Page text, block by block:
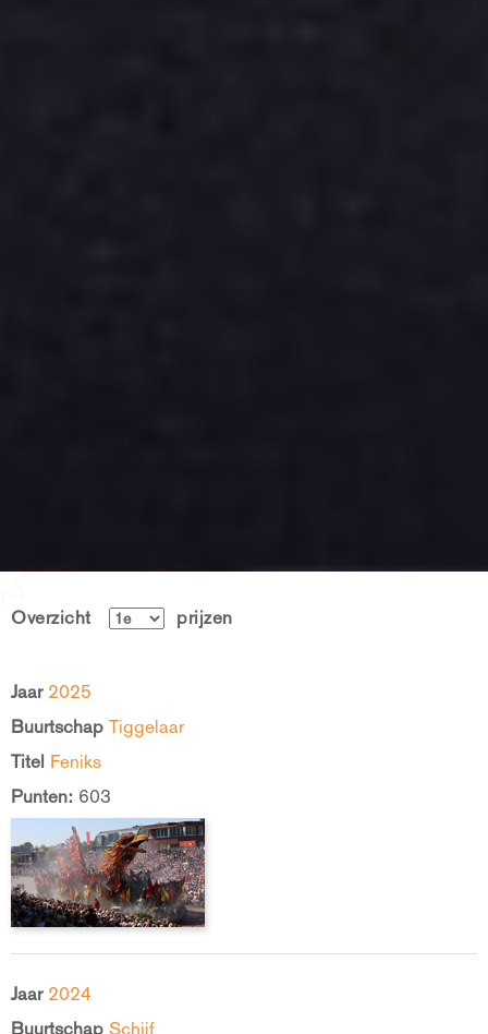
Overzicht prijzen
Jaar 2025
Buurtschap Tiggelaar
Titel Feniks
Punten: 603
Jaar 2024
Buurtschap Schijf